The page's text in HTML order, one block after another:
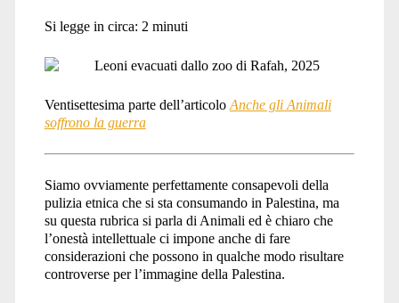
Animal
League</span>
Si legge in circa: 2 minuti
Ventisettesima parte dell’articolo Anche gli Animali
soffrono la guerra
Siamo ovviamente perfettamente consapevoli della
pulizia etnica che si sta consumando in Palestina, ma
su questa rubrica si parla di Animali ed è chiaro che
l’onestà intellettuale ci impone anche di fare
considerazioni che possono in qualche modo risultare
controverse per l’immagine della Palestina.